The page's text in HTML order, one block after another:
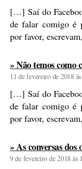
[…] Saí do
de falar comigo é
por favor,
» Não temos como
11 de fevereiro de 2018
[…] Saí do
de falar comigo é
por favor,
» As conversas dos
9 de fevereiro de 2018 às